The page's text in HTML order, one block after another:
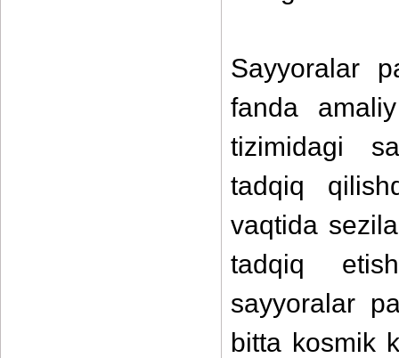
Sayyoralar
fanda
tizimidagi
tadqiq
vaqtida
tadqiq
sayyoralar
bitta kosmik